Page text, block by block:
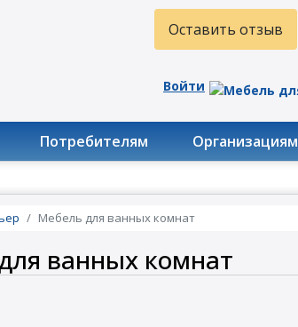
Оставить отзыв
Войти
Потребителям Организациям
Мебель для ванных комнат
ванных комнат